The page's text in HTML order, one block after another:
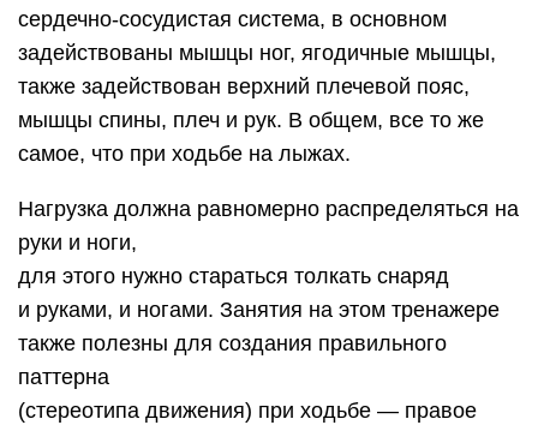
сердечно-сосудистая система, в основном
задействованы мышцы ног, ягодичные мышцы,
также задействован верхний плечевой пояс,
мышцы спины, плеч и рук. В общем, все то же
самое, что при ходьбе на лыжах.
Нагрузка должна равномерно распределяться на
руки и ноги,
для этого нужно стараться толкать снаряд
и руками, и ногами. Занятия на этом тренажере
также полезны для создания правильного
паттерна
(стереотипа движения) при ходьбе — правое